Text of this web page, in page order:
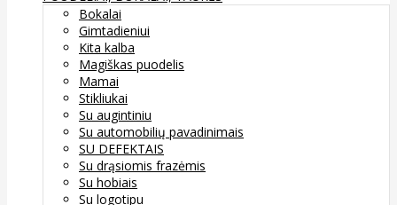
Bokalai
Gimtadieniui
Kita kalba
Magiškas puodelis
Mamai
Stikliukai
Su augintiniu
Su automobilių pavadinimais
SU DEFEKTAIS
Su drąsiomis frazėmis
Su hobiais
Su logotipu